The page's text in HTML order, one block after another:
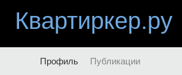
Квартиркер.ру
Профиль Публикации